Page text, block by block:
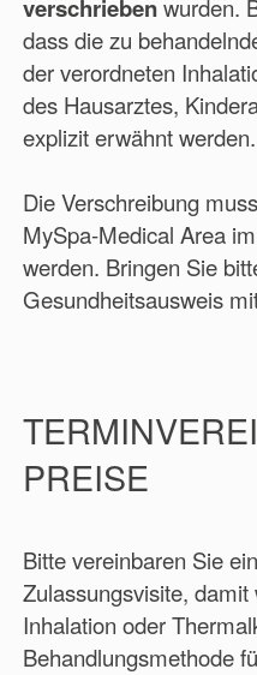
verschriebenwurden.
dass die zu
der verordneten
des Hausarztes,
explizit erwähnt werden.
Die Verschreibung
MySpa-Medical Area
werden. Bringen Sie
Gesundheitsausweis
PREISE
Bitte vereinbaren Sie
Zulassungsvisite,
Inhalation oder
Behandlungsmethode